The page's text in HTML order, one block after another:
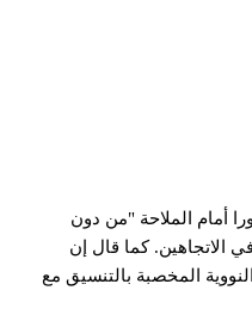
أمام الملاحة "من دون
الاتجاهين. كما قال إن
المخصبة بالتنسيق مع